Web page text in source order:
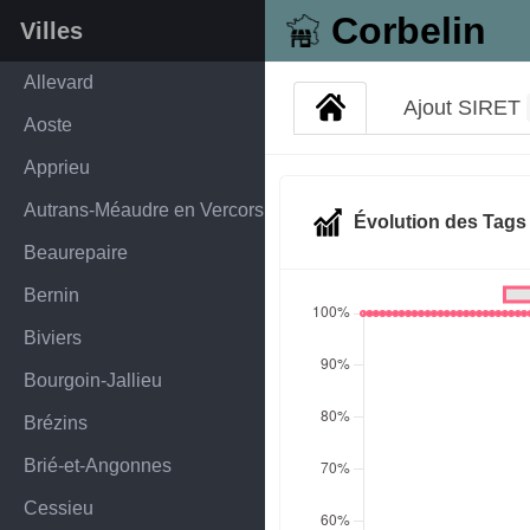
Corbelin
Villes
Allevard
Aoste
Apprieu
Autrans-Méaudre en Vercors
Beaurepaire
Bernin
Biviers
Bourgoin-Jallieu
Brézins
Brié-et-Angonnes
Cessieu
Ajout SIRET
Évolution des